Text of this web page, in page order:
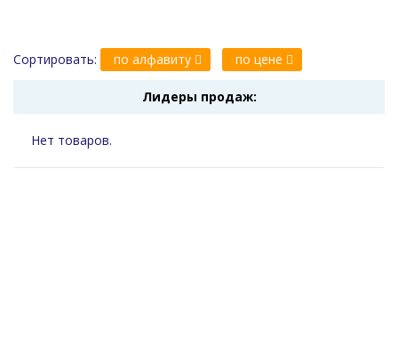
Сортировать: по алфавиту по цене
Лидеры продаж:
Нет товаров.